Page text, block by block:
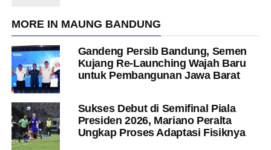
MORE IN MAUNG BANDUNG
Gandeng Persib Bandung, Semen
Kujang Re-Launching Wajah Baru
untuk Pembangunan Jawa Barat
Sukses Debut di Semifinal Piala
Presiden 2026, Mariano Peralta
Ungkap Proses Adaptasi Fisiknya